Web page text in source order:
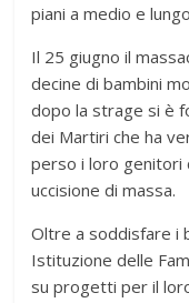
piani a medio e
Il 25 giugno il
decine di bambini
dopo la strage si è
dei Martiri che ha
perso i loro genitori
uccisione di massa.
Oltre a soddisfare i
Istituzione delle
su progetti per il